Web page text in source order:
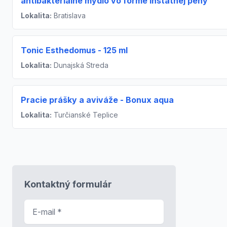
Lokalita: Bratislava
Tonic Esthedomus - 125 ml
Lokalita: Dunajská Streda
Pracie prášky a aviváže - Bonux aqua
Lokalita: Turčianské Teplice
Kontaktný formulár